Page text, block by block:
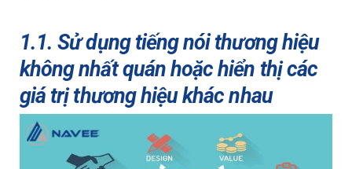
1.1. Sử dụng tiếng nói thương hiệu
không nhất quán hoặc hiển thị các
giá trị thương hiệu khác nhau